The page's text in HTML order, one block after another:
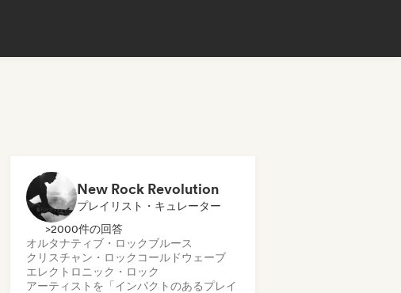
New Rock Revolution
プレイリスト・キュレーター
>2000件の回答
オルタナティブ・ロックブルース
クリスチャン・ロック コールドウェーブ
エレクトロニック・ロック
アーティストを「インパクトのあるプレイ